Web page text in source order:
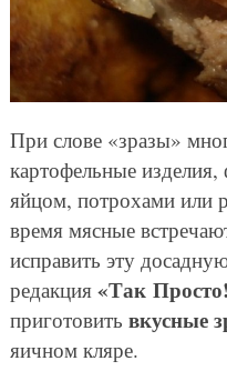
При слове «зразы»
картофельные
яйцом, потрохами или
время мясные
исправить эту
редакция «Так
приготовить вкусные
яичном кляре.